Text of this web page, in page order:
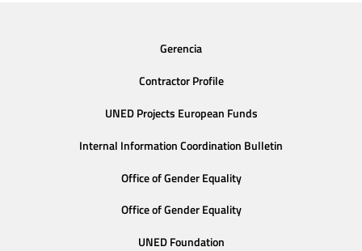
Gerencia
Contractor Profile
UNED Projects European Funds
Internal Information Coordination Bulletin
Office of Gender Equality
Office of Gender Equality
UNED Foundation